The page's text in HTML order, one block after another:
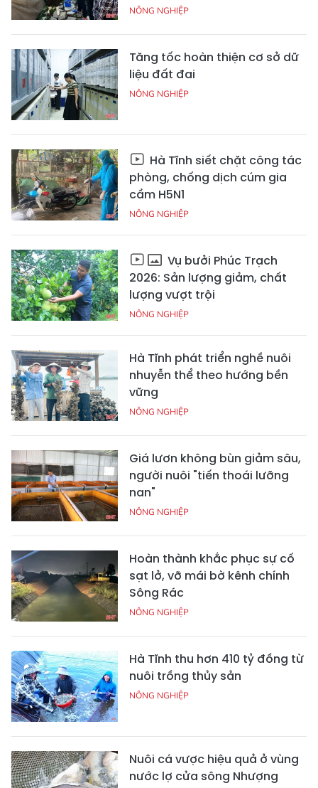
NÔNG NGHIỆP
Tăng tốc hoàn thiện cơ sở dữ
liệu đất đai
NÔNG NGHIỆP
Hà Tĩnh siết chặt công tác
phòng, chống dịch cúm gia
cầm H5N1
NÔNG NGHIỆP
Vụ bưởi Phúc Trạch
2026: Sản lượng giảm, chất
lượng vượt trội
NÔNG NGHIỆP
Hà Tĩnh phát triển nghề nuôi
nhuyễn thể theo hướng bền
vững
NÔNG NGHIỆP
Giá lươn không bùn giảm sâu,
người nuôi "tiến thoái lưỡng
nan"
NÔNG NGHIỆP
Hoàn thành khắc phục sự cố
sạt lở, vỡ mái bờ kênh chính
Sông Rác
NÔNG NGHIỆP
Hà Tĩnh thu hơn 410 tỷ đồng từ
nuôi trồng thủy sản
NÔNG NGHIỆP
Nuôi cá vược hiệu quả ở vùng
nước lợ cửa sông Nhượng